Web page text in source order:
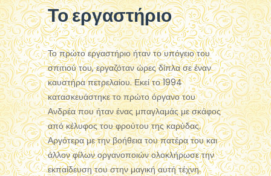
Το εργαστήριο
Το πρώτο εργαστήριο ήταν το υπόγειο του
σπιτιού του, εργαζόταν ώρες δίπλα σε έναν
καυστήρα πετρελαίου. Εκεί το 1994
κατασκευάστηκε το πρώτο όργανο του
Ανδρέα που ήταν ένας μπαγλαμάς με σκάφος
από κέλυφος του φρούτου της καρύδας.
Αργότερα με την βοήθεια του πατέρα του και
άλλον φίλων οργανοποιών ολοκλήρωσε την
εκπαίδευση του στην μαγική αυτή τέχνη.